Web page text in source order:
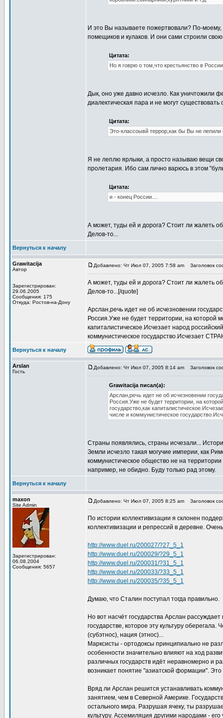
И это Вы называете пожертвовали? По-моему,
помещиков и кулаков. И они сами строили
Цитата:
Но я говрю о том,что крестьянство в
Дык, оно уже давно исчезло. Как уничтожили
диалектическая пара и не могут существовать
Цитата:
Это-классоывй террор,как бы Вы не лепили
Я не леплю ярлыки, а просто называю вещи
пролетария. Ибо сам лично варюсь в этом
Цитата:
и - конец России....
А может, туды ей и дорога? Стоит ли жалеть
Делов-то...
Вернуться к началу
Grawitacija
Автор
Зарегистрирован:
29.06.2005
Сообщения: 175
Откуда: Ростов-на-Дону
Добавлено: Чт Июл 07, 2005 7:58 am Заголовок
А может, туды ей и дорога? Стоит ли жалеть
Делов-то...[/quote]
Арслан,речь идет не об исчезновении
Россия.Уже не будет территории, на которой
капиталистическое.Исчезает народ
коммунистическое государство.Исчезает
Вернуться к началу
Arslan
Гость
Добавлено: Чт Июл 07, 2005 8:14 am Заголовок
Grawitacija писал(а):
Арслан,речь идет не об исчезновении
Россия.Уже не будет территории, на
государство,как
числе и коммунистическое
Страны появлялись, страны исчезали...
Земли исчезло такая могучие империи, как
коммунистическое общество не на
например, не обидно. Буду только рад этому.
Вернуться к началу
maxon
Site Admin
Зарегистрирован:
06.08.2004
Сообщения: 5657
Добавлено: Чт Июл 07, 2005 8:25 am Заголовок
По истории коллективизации я склонен
коллективизации и репрессий в деревне.
http://www.duel.ru/200027/?27_5_1
http://www.duel.ru/200029/?29_5_1
http://www.duel.ru/200031/?31_5_1
http://www.duel.ru/200033/?33_5_1
http://www.duel.ru/200035/?35_5_1
Думаю, что Сталин поступал тогда правильно.
Но вот насчёт государства Арслан
государстве, которое эту культуру
(субэтнос), нация (этнос)...
Марксисты - ортодоксы принципиально не
особенности значительно влияют на ход
различных государств идёт неравномерно и
возникает понятие "азиатской формации".
Вряд ли Арслан решится устанавливать
занятием, чем в Северной Америке.
остального мира. Разрушая ячеку, ты
культуру. Ассемиляция другими народами -